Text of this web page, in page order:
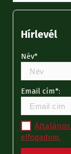
Hírlevél
Név*
Email cím*:
Általános
elfogadom.